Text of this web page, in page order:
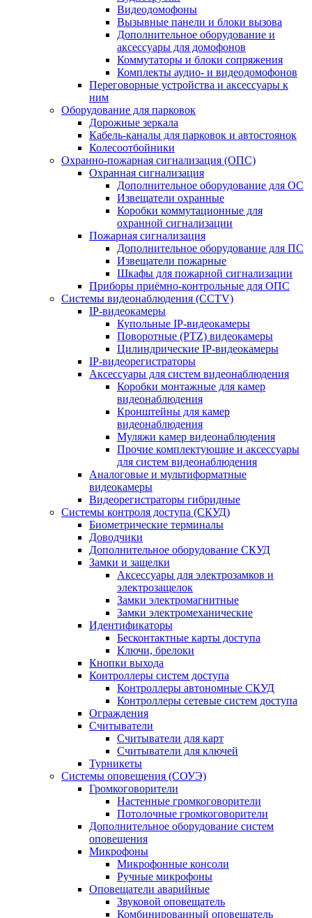
Видеодомофоны
Вызывные панели и блоки вызова
Дополнительное оборудование и
аксессуары для домофонов
Коммутаторы и блоки сопряжения
Комплекты аудио- и видеодомофонов
Переговорные устройства и аксессуары к
ним
Оборудование для парковок
Дорожные зеркала
Кабель-каналы для парковок и автостоянок
Колесоотбойники
Охранно-пожарная сигнализация (ОПС)
Охранная сигнализация
Дополнительное оборудование для ОС
Извещатели охранные
Коробки коммутационные для
охранной сигнализации
Пожарная сигнализация
Дополнительное оборудование для ПС
Извещатели пожарные
Шкафы для пожарной сигнализации
Приборы приёмно-контрольные для ОПС
Системы видеонаблюдения (CCTV)
IP-видеокамеры
Купольные IP-видеокамеры
Поворотные (PTZ) видеокамеры
Цилиндрические IP-видеокамеры
IP-видеорегистраторы
Аксессуары для систем видеонаблюдения
Коробки монтажные для камер
видеонаблюдения
Кронштейны для камер
видеонаблюдения
Муляжи камер видеонаблюдения
Прочие комплектующие и аксессуары
для систем видеонаблюдения
Аналоговые и мультиформатные
видеокамеры
Видеорегистраторы гибридные
Системы контроля доступа (СКУД)
Биометрические терминалы
Доводчики
Дополнительное оборудование СКУД
Замки и защелки
Аксессуары для электрозамков и
электрозащелок
Замки электромагнитные
Замки электромеханические
Идентификаторы
Бесконтактные карты доступа
Ключи, брелоки
Кнопки выхода
Контроллеры систем доступа
Контроллеры автономные СКУД
Контроллеры сетевые систем доступа
Ограждения
Считыватели
Считыватели для карт
Считыватели для ключей
Турникеты
Системы оповещения (СОУЭ)
Громкоговорители
Настенные громкоговорители
Потолочные громкоговорители
Дополнительное оборудование систем
оповещения
Микрофоны
Микрофонные консоли
Ручные микрофоны
Оповещатели аварийные
Звуковой оповещатель
Комбинированный оповещатель